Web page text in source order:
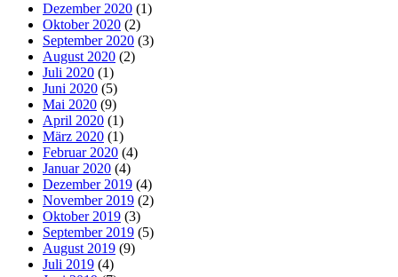
Dezember 2020 (1)
Oktober 2020 (2)
September 2020 (3)
August 2020 (2)
Juli 2020 (1)
Juni 2020 (5)
Mai 2020 (9)
April 2020 (1)
März 2020 (1)
Februar 2020 (4)
Januar 2020 (4)
Dezember 2019 (4)
November 2019 (2)
Oktober 2019 (3)
September 2019 (5)
August 2019 (9)
Juli 2019 (4)